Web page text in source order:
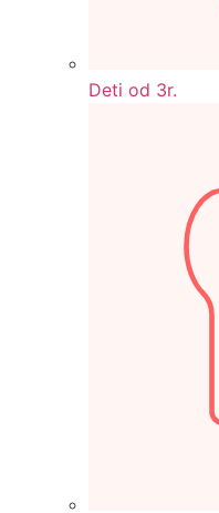
Deti od 3r.